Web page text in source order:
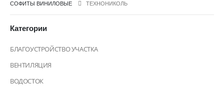
СОФИТЫ ВИНИЛОВЫЕ
ТЕХНОНИКОЛЬ
Категории
БЛАГОУСТРОЙСТВО УЧАСТКА
ВЕНТИЛЯЦИЯ
ВОДОСТОК